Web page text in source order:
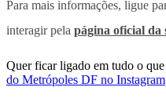
Para mais informações, ligue
interagir pela página oficial da
Quer ficar ligado em tudo o
do Metrópoles DF no Instagram